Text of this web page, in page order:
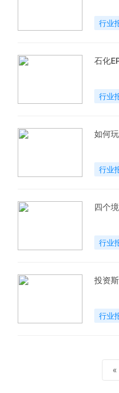
行业
石化
行业
如何
行业
四个
行业
投资
行业
«